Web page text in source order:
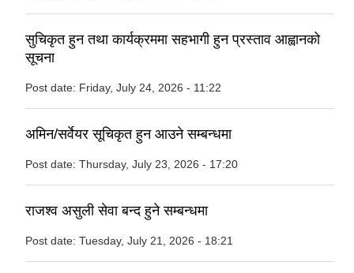
सुचिकृत हुन तथा कार्यक्रममा सहभागी हुन प्रस्ताव आह्वानको
सूचना
Post date: Friday, July 24, 2026 - 11:22
अमिन/सर्वेयर सूचिकृत हुन आउने सम्बन्धमा
Post date: Thursday, July 23, 2026 - 17:20
राजश्व असुली सेवा बन्द हुने सम्बन्धमा
Post date: Tuesday, July 21, 2026 - 18:21